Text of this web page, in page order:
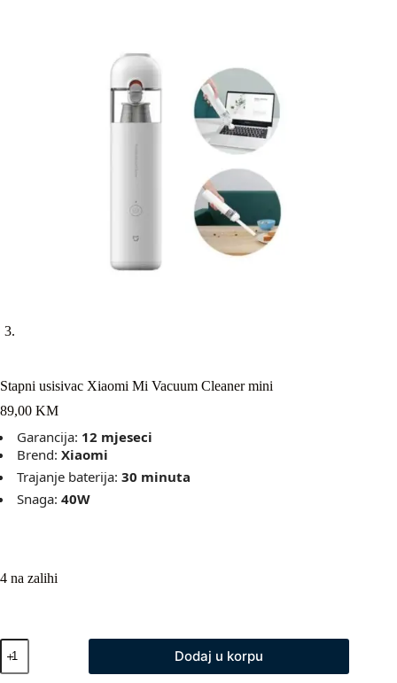
Stapni usisivac Xiaomi Mi Vacuum Cleaner mini
89,00 KM
Garancija: 12 mjeseci
Brend: Xiaomi
Trajanje baterija: 30 minuta
Snaga: 40W
4 na zalihi
Stapni
usisivac
Xiaomi
Dodaj u korpu